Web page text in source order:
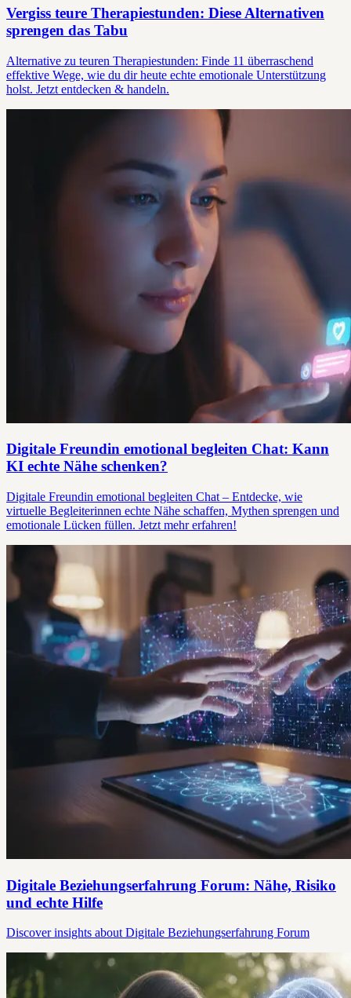
Vergiss teure Therapiestunden: Diese Alternativen
sprengen das Tabu
Alternative zu teuren Therapiestunden: Finde 11 überraschend
effektive Wege, wie du dir heute echte emotionale Unterstützung
holst. Jetzt entdecken & handeln.
Digitale Freundin emotional begleiten Chat: Kann
KI echte Nähe schenken?
Digitale Freundin emotional begleiten Chat – Entdecke, wie
virtuelle Begleiterinnen echte Nähe schaffen, Mythen sprengen und
emotionale Lücken füllen. Jetzt mehr erfahren!
Digitale Beziehungserfahrung Forum: Nähe, Risiko
und echte Hilfe
Discover insights about Digitale Beziehungserfahrung Forum